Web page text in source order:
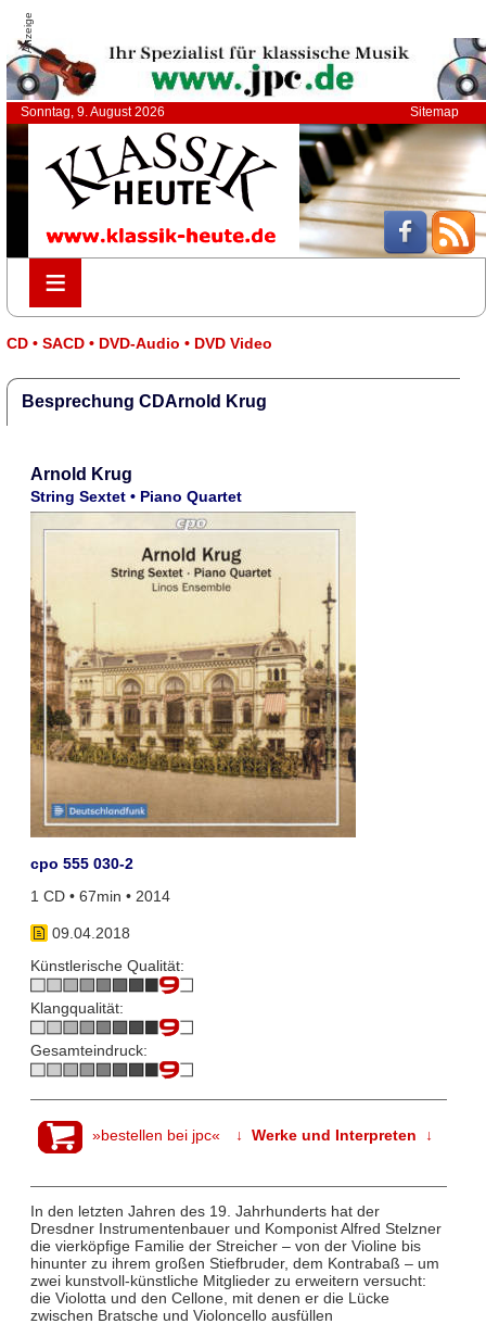
Anzeige
Sonntag, 9. August 2026 Sitemap
≡
≡
CD • SACD • DVD-Audio • DVD Video
Besprechung CDArnold Krug
Arnold Krug
String Sextet • Piano Quartet
cpo 555 030-2
1 CD • 67min • 2014
09.04.2018
Künstlerische Qualität:
Klangqualität:
Gesamteindruck:
»bestellen bei jpc« ↓ Werke und Interpreten ↓
In den letzten Jahren des 19. Jahrhunderts hat der
Dresdner Instrumentenbauer und Komponist Alfred Stelzner
die vierköpfige Familie der Streicher – von der Violine bis
hinunter zu ihrem großen Stiefbruder, dem Kontrabaß – um
zwei kunstvoll-künstliche Mitglieder zu erweitern versucht:
die Violotta und den Cellone, mit denen er die Lücke
zwischen Bratsche und Violoncello ausfüllen